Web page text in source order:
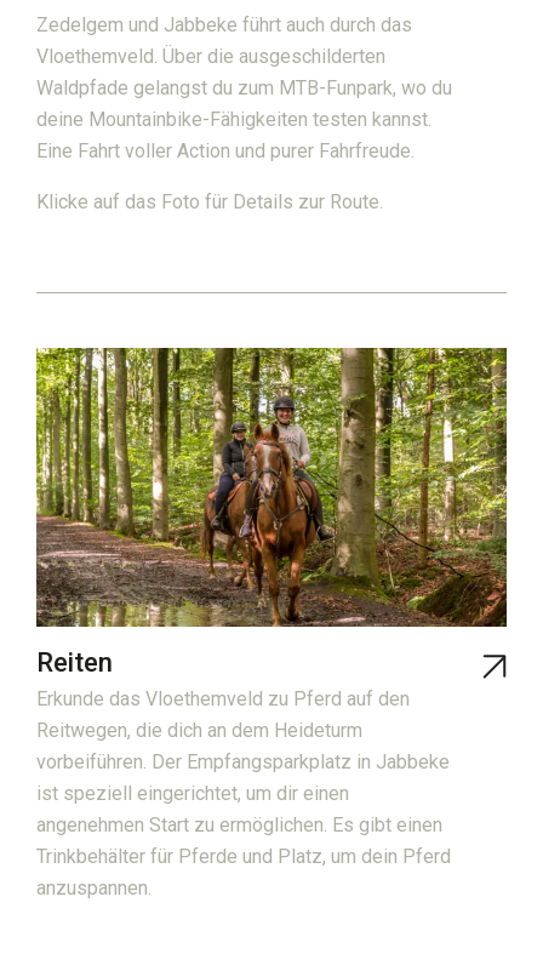
Zedelgem und Jabbeke führt auch durch das
Vloethemveld. Über die ausgeschilderten
Waldpfade gelangst du zum MTB-Funpark, wo du
deine Mountainbike-Fähigkeiten testen kannst.
Eine Fahrt voller Action und purer Fahrfreude.
Klicke auf das Foto für Details zur Route.
Reiten
Erkunde das Vloethemveld zu Pferd auf den
Reitwegen, die dich an dem Heideturm
vorbeiführen. Der Empfangsparkplatz in Jabbeke
ist speziell eingerichtet, um dir einen
angenehmen Start zu ermöglichen. Es gibt einen
Trinkbehälter für Pferde und Platz, um dein Pferd
anzuspannen.